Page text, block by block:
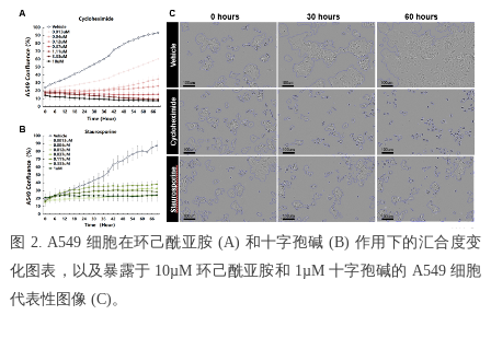
图 2. A549 细胞在环己酰亚胺 (A) 和十字孢碱 (B) 作用下的汇合度变
化图表，以及暴露于 10µM 环己酰亚胺和 1µM 十字孢碱的 A549 细胞
代表性图像 (C)。